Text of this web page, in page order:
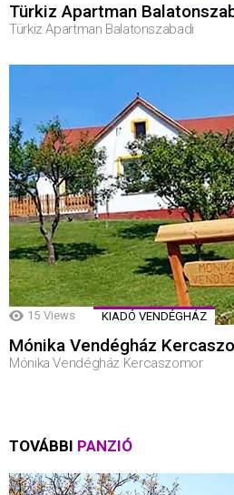
Türkiz Apartman
Türkiz Apartman Balatonszabadi
15 Views KIADÓ VENDÉGHÁZ
Mónika Vendégház
Mónika Vendégház Kercaszomor
TOVÁBBI PANZIÓ